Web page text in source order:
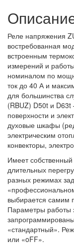
Реле напряжения
востребованная
встроенным
измерений и
номиналом по
ток до 40 А и
для большинства
(RBUZ) D50t и D63t
поверхности и
духовые шкафы
электрическим
конвекторы,
Имеет
длительных
разных режимах
выбирается самим
Параметры работы
«стандартный».
или «oFF».